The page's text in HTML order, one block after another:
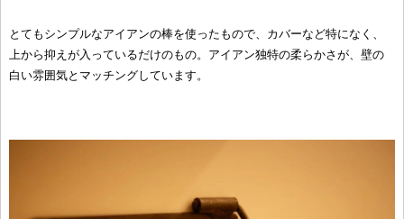
とてもシンプルなアイアンの棒を使ったもので、カバーなど特になく、
上から抑えが入っているだけのもの。アイアン独特の柔らかさが、壁の
白い雰囲気とマッチングしています。